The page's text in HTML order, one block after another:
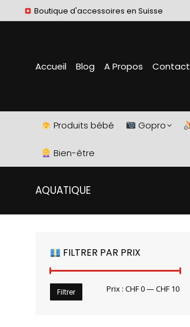
Boutique d'accessoires en Suisse
Accueil Blog A Propos Contact
Produits bébé Gopro
Bien-être
AQUATIQUE
FILTRER PAR PRIX
Prix
Prix
Filtrer Prix : CHF 0—CHF 10